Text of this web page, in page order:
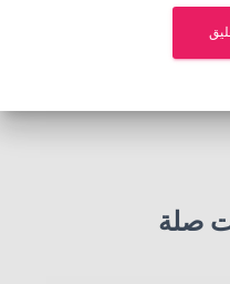
صلة